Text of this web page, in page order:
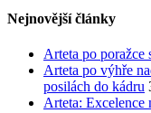
Nejnovější články
Arteta po poražce
Arteta po výhře
posilách do kádru
Arteta: Excelence